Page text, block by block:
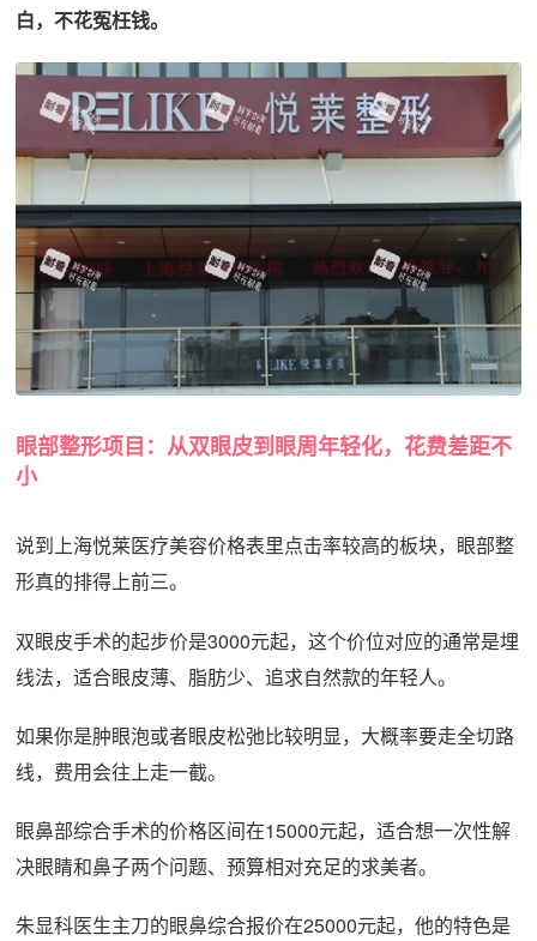
白，不花冤枉钱。
眼部整形项目：从双眼皮到眼周年轻化，花费差距不
小
说到上海悦莱医疗美容价格表里点击率较高的板块，眼部整
形真的排得上前三。
双眼皮手术的起步价是3000元起，这个价位对应的通常是埋
线法，适合眼皮薄、脂肪少、追求自然款的年轻人。
如果你是肿眼泡或者眼皮松弛比较明显，大概率要走全切路
线，费用会往上走一截。
眼鼻部综合手术的价格区间在15000元起，适合想一次性解
决眼睛和鼻子两个问题、预算相对充足的求美者。
朱显科医生主刀的眼鼻综合报价在25000元起，他的特色是